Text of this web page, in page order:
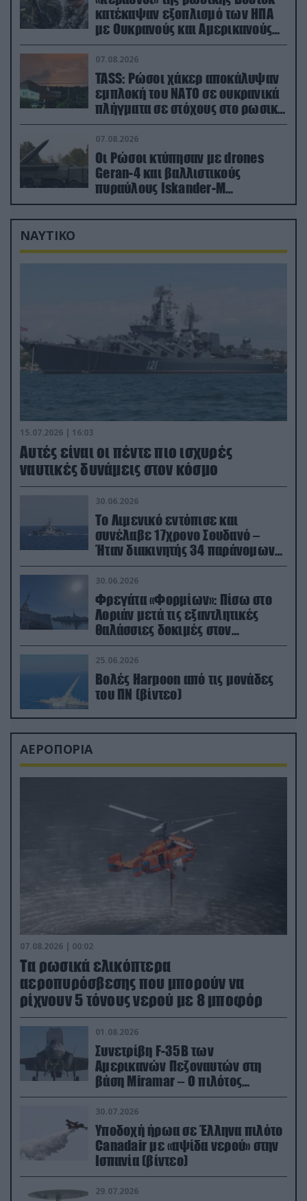
κατέκαψαν εξοπλισμό των ΗΠΑ
με Ουκρανούς και Αμερικανούς
μισθοφόρους – Δείτε βίντεο
07.08.2026
TASS: Ρώσοι χάκερ αποκάλυψαν
εμπλοκή του ΝΑΤΟ σε ουκρανικά
πλήγματα σε στόχους στο ρωσικό
έδαφος!
07.08.2026
Οι Ρώσοι κτύπησαν με drones
Geran-4 και βαλλιστικούς
πυραύλους Iskander-M
ουκρανικό τρένο με στρατιωτικό
εξοπλισμό
ΝΑΥΤΙΚΟ
15.07.2026 | 16:03
Aυτές είναι οι πέντε πιο ισχυρές
ναυτικές δυνάμεις στον κόσμο
30.06.2026
Το Λιμενικό εντόπισε και
συνέλαβε 17χρονο Σουδανό –
Ήταν διακινητής 34 παράνομων
μεταναστών
30.06.2026
Φρεγάτα «Φορμίων»: Πίσω στο
Λοριάν μετά τις εξαντλητικές
θαλάσσιες δοκιμές στον
απαιτητικό Βισκαϊκό
25.06.2026
Βολές Harpoon από τις μονάδες
του ΠΝ (βίντεο)
ΑΕΡΟΠΟΡΙΑ
07.08.2026 | 00:02
Τα ρωσικά ελικόπτερα
αεροπυρόσβεσης που μπορούν να
ρίχνουν 5 τόνους νερού με 8 μποφόρ
01.08.2026
Συνετρίβη F-35B των
Αμερικανών Πεζοναυτών στη
βάση Miramar – Ο πιλότος
εκτινάχθηκε εγκαίρως
30.07.2026
Υποδοχή ήρωα σε Έλληνα πιλότο
Canadair με «αψίδα νερού» στην
Ισπανία (βίντεο)
29.07.2026